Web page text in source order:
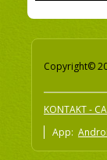
Copyright©
KONTAKT -
App: